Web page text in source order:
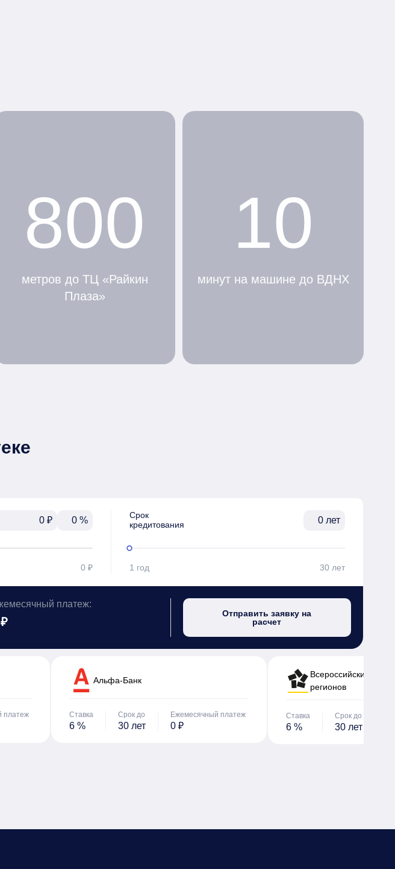
800
метров до ТЦ «Райкин
Плаза»
10
минут на машине до ВДНХ
₽ %
0 ₽
Срок
кредитования
лет
1 год 30 лет
платеж:
Отправить заявку на
расчет
платеж
Альфа-Банк
Ставка
6 %
Срок до
30 лет
Ежемесячный платеж
0 ₽
Всероссийский банк
регионов
Ставка
6 %
Срок до
30 лет